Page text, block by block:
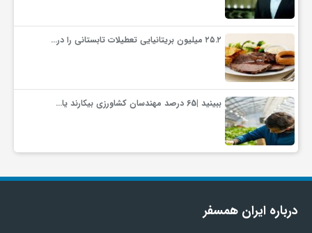
۲۵.۲ میلیون بریتانیایی تعطیلات تابستانی را در…
ببینید |65 درصد مهندسان کشاورزی بیکارند یا…
درباره ایران همسفر